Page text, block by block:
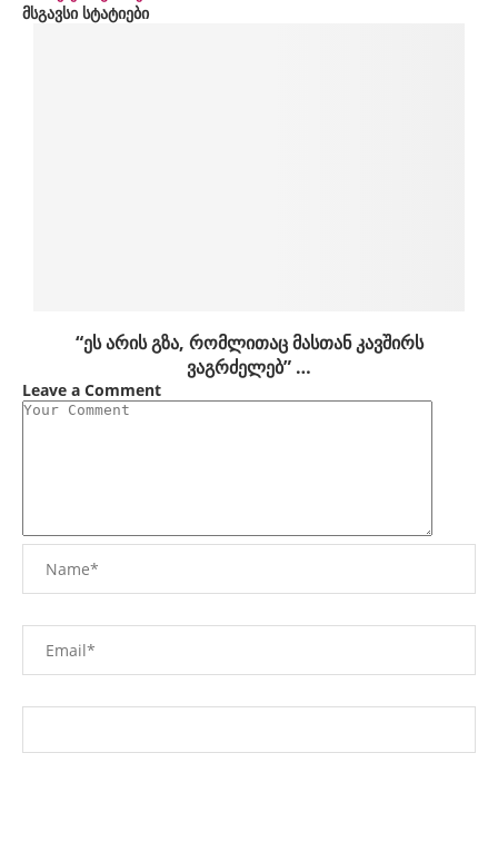
მსგავსი სტატიები
“ეს არის გზა, რომლითაც მასთან კავშირს
ვაგრძელებ” …
Leave a Comment